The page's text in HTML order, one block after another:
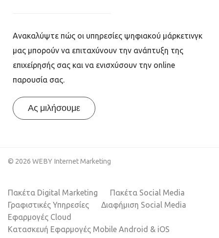
Ανακαλύψτε πώς οι υπηρεσίες ψηφιακού μάρκετινγκ
μας μπορούν να επιταχύνουν την ανάπτυξη της
επιχείρησής σας και να ενισχύσουν την online
παρουσία σας.
Ας μιλήσουμε
© 2026 WEBY Internet Marketing
Πακέτα Digital Marketing
Πακέτα Social Media
Γραφιστικές Υπηρεσίες
Διαφήμιση Social Media
Εφαρμογές Cloud
Κατασκευή Εφαρμογές Mobile Android & iOS